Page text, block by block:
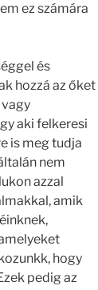
ez számára
és
hozzá az őket
aki felkeresi
is meg tudja
nem
azzal
amik
hogy
pedig az